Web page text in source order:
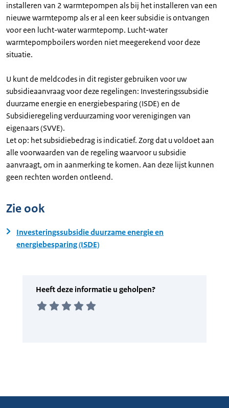
installeren van 2 warmtepompen als bij het installeren van een
nieuwe warmtepomp als er al een keer subsidie is ontvangen
voor een lucht-water warmtepomp. Lucht-water
warmtepompboilers worden niet meegerekend voor deze
situatie.
U kunt de meldcodes in dit register gebruiken voor uw
subsidieaanvraag voor deze regelingen: Investeringssubsidie
duurzame energie en energiebesparing (ISDE) en de
Subsidieregeling verduurzaming voor verenigingen van
eigenaars (SVVE).
Let op: het subsidiebedrag is indicatief. Zorg dat u voldoet aan
alle voorwaarden van de regeling waarvoor u subsidie
aanvraagt, om in aanmerking te komen. Aan deze lijst kunnen
geen rechten worden ontleend.
Zie ook
Investeringssubsidie duurzame energie en
energiebesparing (ISDE)